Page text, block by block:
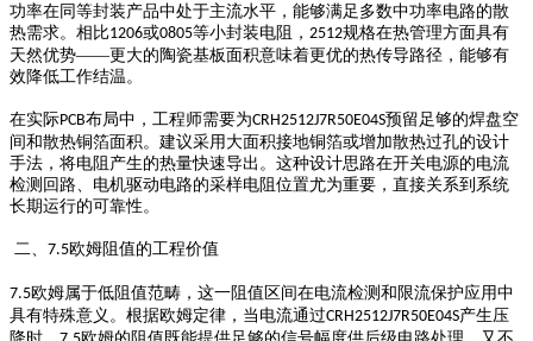
功率在同等封装产品中处于主流水平，能够满足多数中功率电路的散
热需求。相比1206或0805等小封装电阻， 2512规格在热管理方面具有
天然优势——更大的陶瓷基板面积意味着更优的热传导路径，能够有
效降低工作结温。
在实际PCB布局中，工程师需要为CRH2512J7R50E04S预留足够的焊盘空
间和散热铜箔面积。建议采用大面积接地铜箔或增加散热过孔的设计
手法，将电阻产生的热量快速导出。这种设计思路在开关电源的电流
检测回路、电机驱动电路的采样电阻位置尤为重要，直接关系到系统
长期运行的可靠性。
二、 7.5欧姆阻值的工程价值
7.5欧姆属于低阻值范畴，这一阻值区间在电流检测和限流保护应用中
具有特殊意义。根据欧姆定律，当电流通过CRH2512J7R50E04S产生压
降时，
欧姆的阻值既能提供足够的信号幅度供后级电路处理，又不